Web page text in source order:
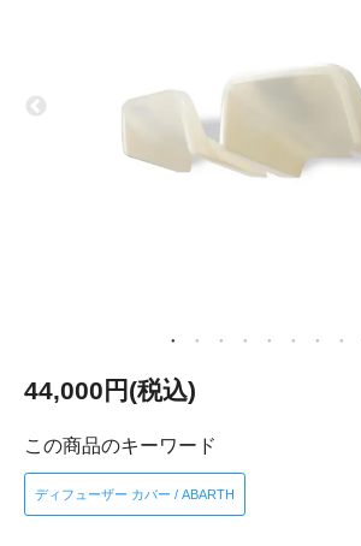
44,000円(税込)
この商品のキーワード
ディフューザー カバー / ABARTH